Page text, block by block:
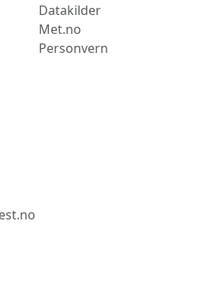
Datakilder
Met.no
Personvern